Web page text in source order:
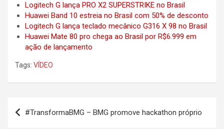
Logitech G lança PRO X2 SUPERSTRIKE no Brasil
Huawei Band 10 estreia no Brasil com 50% de desconto
Logitech G lança teclado mecânico G316 X 98 no Brasil
Huawei Mate 80 pro chega ao Brasil por R$6.999 em
ação de lançamento
Tags: VÍDEO
Post
navigation
#TransformaBMG – BMG promove hackathon próprio